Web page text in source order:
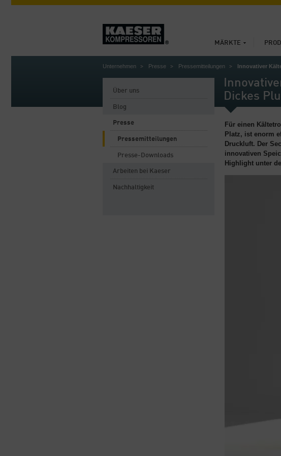
MÄRKTE
Unternehmen Presse Pressemitteilungen Innovativer
Dickes
Über uns
Blog
Presse
Pressemitteilungen
Presse-Downloads
Arbeiten bei Kaeser
Nachhaltigkeit
Für einen
Platz, ist enorm
Druckluft. Der
innovativen
Highlight unter